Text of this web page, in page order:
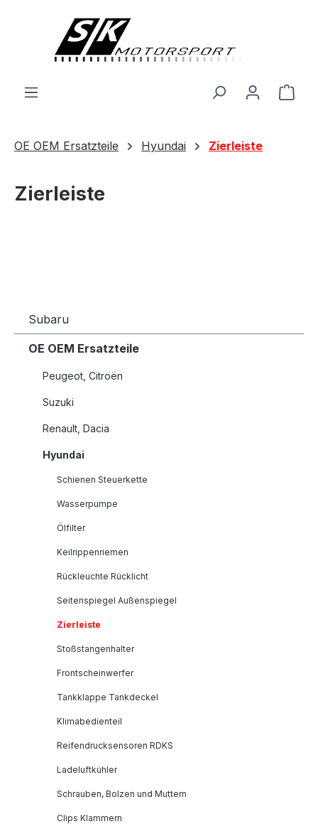
OE OEM Ersatzteile Hyundai Zierleiste
Zierleiste
Subaru
OE OEM Ersatzteile
Peugeot, Citroën
Suzuki
Renault, Dacia
Hyundai
Schienen Steuerkette
Wasserpumpe
Ölfilter
Keilrippenriemen
Rückleuchte Rücklicht
Seitenspiegel Außenspiegel
Zierleiste
Stoßstangenhalter
Frontscheinwerfer
Tankklappe Tankdeckel
Klimabedienteil
Reifendrucksensoren RDKS
Ladeluftkühler
Schrauben, Bolzen und Muttern
Clips Klammern